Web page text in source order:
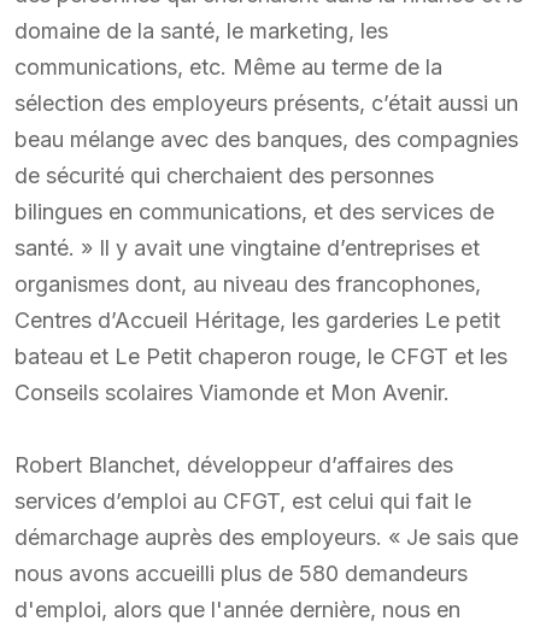
domaine de la santé, le marketing, les
communications, etc. Même au terme de la
sélection des employeurs présents, c’était aussi un
beau mélange avec des banques, des compagnies
de sécurité qui cherchaient des personnes
bilingues en communications, et des services de
santé. » Il y avait une vingtaine d’entreprises et
organismes dont, au niveau des francophones,
Centres d’Accueil Héritage, les garderies Le petit
bateau et Le Petit chaperon rouge, le CFGT et les
Conseils scolaires Viamonde et Mon Avenir.
Robert Blanchet, développeur d’affaires des
services d’emploi au CFGT, est celui qui fait le
démarchage auprès des employeurs. « Je sais que
nous avons accueilli plus de 580 demandeurs
d'emploi, alors que l'année dernière, nous en